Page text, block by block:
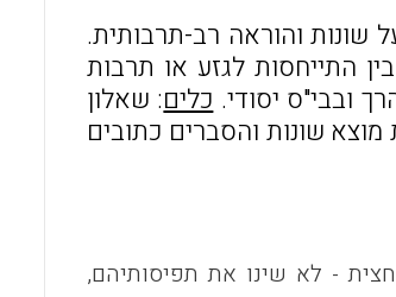
התייחסות לגזע או תרבות
כלים: שאלון
שונות והסברים כתובים
- לא שינו את תפיסותיהם,